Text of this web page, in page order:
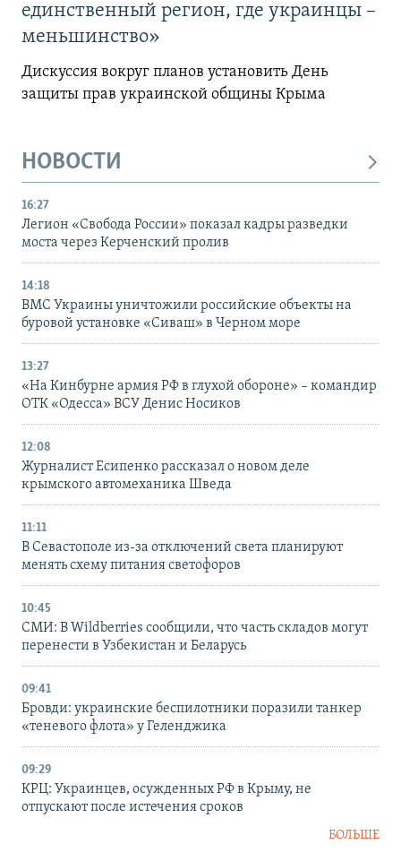
единственный регион, где украинцы –
меньшинство»
Дискуссия вокруг планов установить День
защиты прав украинской общины Крыма
НОВОСТИ
16:27
Легион «Свобода России» показал кадры разведки
моста через Керченский пролив
14:18
ВМС Украины уничтожили российские объекты на
буровой установке «Сиваш» в Черном море
13:27
«На Кинбурне армия РФ в глухой обороне» – командир
ОТК «Одесса» ВСУ Денис Носиков
12:08
Журналист Есипенко рассказал о новом деле
крымского автомеханика Шведа
11:11
В Севастополе из-за отключений света планируют
менять схему питания светофоров
10:45
СМИ: В Wildberries сообщили, что часть складов могут
перенести в Узбекистан и Беларусь
09:41
Бровди: украинские беспилотники поразили танкер
«теневого флота» у Геленджика
09:29
КРЦ: Украинцев, осужденных РФ в Крыму, не
отпускают после истечения сроков
БОЛЬШЕ